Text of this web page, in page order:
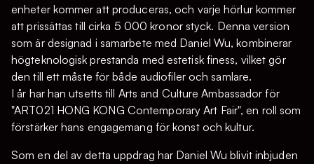
enheter kommer att produceras, och varje hörlur kommer
att prissättas till cirka 5 000 kronor styck. Denna version
som är designad i samarbete med Daniel Wu, kombinerar
högteknologisk prestanda med estetisk finess, vilket gör
den till ett måste för både audiofiler och samlare.
I år har han utsetts till Arts and Culture Ambassador för
"ART021 HONG KONG Contemporary Art Fair", en roll som
förstärker hans engagemang för konst och kultur.
Som en del av detta uppdrag har Daniel Wu blivit inbjuden